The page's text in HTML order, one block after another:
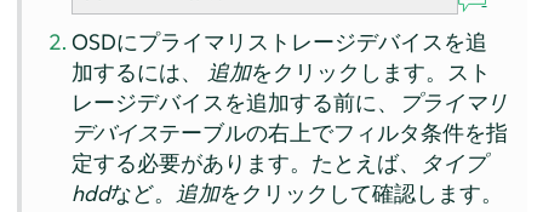
OSDにプライマリストレージデバイスを追
加するには、 追加をクリックします。スト
レージデバイスを追加する前に、
プライマリ
デバイステーブルの右上でフィルタ条件を指
定する必要があります。たとえば、
タイプ
hddなど。 追加をクリックして確認します。